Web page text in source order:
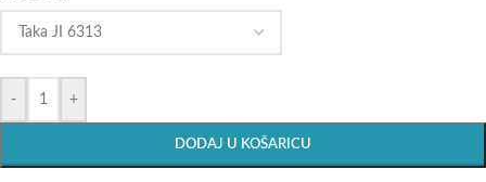
- +
DODAJ U KOŠARICU